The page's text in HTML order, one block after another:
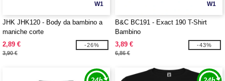
W1
JHK JHK120 - Body da bambino a
maniche corte
2,89 €
3,90 €
-26%
W1
B&C BC191 - Exact 190 T-Shirt
Bambino
3,89 €
6,86 €
-43%